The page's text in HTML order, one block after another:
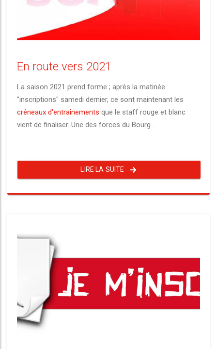
En route vers 2021
La saison 2021 prend forme ; après la matinée
"inscriptions" samedi dernier, ce sont maintenant les
créneaux d'entraînements que le staff rouge et blanc
vient de finaliser. Une des forces du Bourg...
LIRE LA SUITE